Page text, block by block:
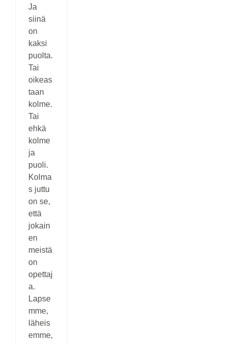
Ja
siinä
on
kaksi
puolta.
Tai
oikeas
taan
kolme.
Tai
ehkä
kolme
ja
puoli.
Kolma
s juttu
on se,
että
jokain
en
meistä
on
opettaj
a.
Lapse
mme,
läheis
emme,